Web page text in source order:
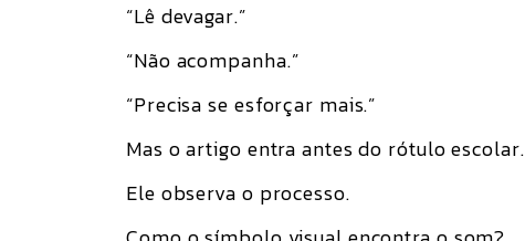
“Lê devagar.”
“Não acompanha.”
“Precisa se esforçar mais.”
Mas o artigo entra antes do rótulo escolar.
Ele observa o processo.